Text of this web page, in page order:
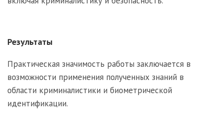
Результаты
Практическая значимость работы заключается в
возможности применения полученных знаний в
области криминалистики и биометрической
идентификации.